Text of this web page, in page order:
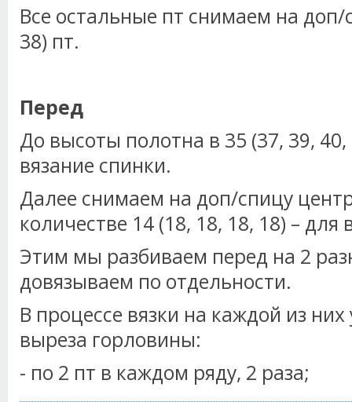
Все остальные пт снимаем на доп/
38) пт.
Перед
До высоты полотна в 35 (37, 39,
вязание спинки.
Далее снимаем на доп/спицу
количестве 14 (18, 18, 18, 18) – для
Этим мы разбиваем перед на 2
довязываем по отдельности.
В процессе вязки на каждой из
выреза горловины:
- по 2 пт в каждом ряду, 2 раза;